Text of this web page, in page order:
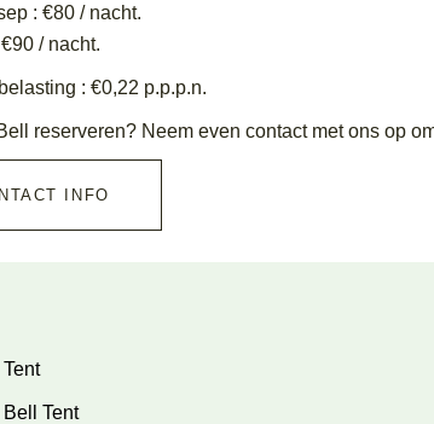
: €80 / nacht.
/ nacht.
: €0,22 p.p.p.n.
reserveren? Neem even contact met ons op
INFO
Tent